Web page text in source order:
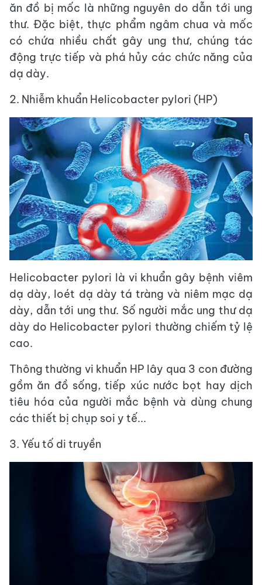
ăn đồ bị mốc là những nguyên do dẫn tới ung
thư. Đặc biệt, thực phẩm ngâm chua và mốc
có chứa nhiều chất gây ung thư, chúng tác
động trực tiếp và phá hủy các chức năng của
dạ dày.
2. Nhiễm khuẩn Helicobacter pylori (HP)
Helicobacter pylori là vi khuẩn gây bệnh viêm
dạ dày, loét dạ dày tá tràng và niêm mạc dạ
dày, dẫn tới ung thư. Số người mắc ung thư dạ
dày do Helicobacter pylori thường chiếm tỷ lệ
cao.
Thông thường vi khuẩn HP lây qua 3 con đường
gồm ăn đồ sống, tiếp xúc nước bọt hay dịch
tiêu hóa của người mắc bệnh và dùng chung
các thiết bị chụp soi y tế...
3. Yếu tố di truyền